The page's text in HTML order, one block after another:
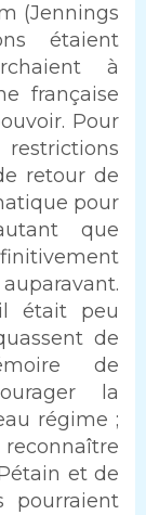
(Jennings
étaient
à
française
Pour
retour de
pour
que
était peu
de
de
la
régime ;
et de
pourraient